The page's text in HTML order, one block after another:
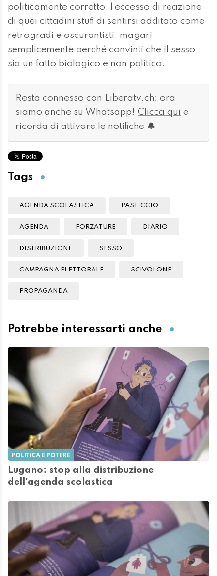
politicamente corretto, l’eccesso di reazione
di quei cittadini stufi di sentirsi additato come
retrogradi e oscurantisti, magari
semplicemente perché convinti che il sesso
sia un fatto biologico e non politico.
Resta connesso con Liberatv.ch: ora
siamo anche su Whatsapp! Clicca qui e
ricorda di attivare le notifiche 🔔
Tags
AGENDA SCOLASTICA PASTICCIO
AGENDA FORZATURE DIARIO
DISTRIBUZIONE SESSO
CAMPAGNA ELETTORALE SCIVOLONE
PROPAGANDA
Potrebbe interessarti anche
POLITICA E POTERE
Lugano: stop alla distribuzione
dell'agenda scolastica